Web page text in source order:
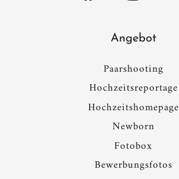
Angebot
Paarshooting
Hochzeitsreportage
Hochzeitshomepage
Newborn
Fotobox
Bewerbungsfotos